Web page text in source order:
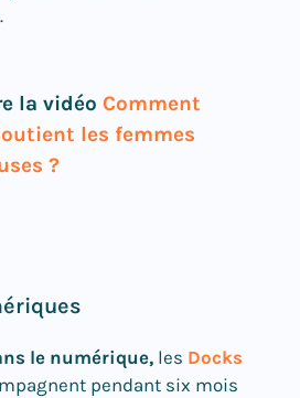
la vidéo Comment
les femmes
?
le numérique, les Docks
pendant six mois